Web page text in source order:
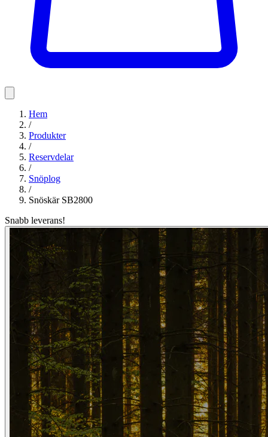
Hem
/
Produkter
/
Reservdelar
/
Snöplog
/
Snöskär SB2800
Snabb leverans!